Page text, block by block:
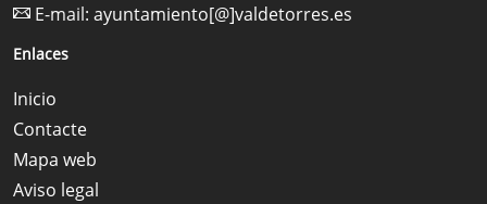
E-mail: ayuntamiento[@]valdetorres.es
Enlaces
Inicio
Contacte
Mapa web
Aviso legal